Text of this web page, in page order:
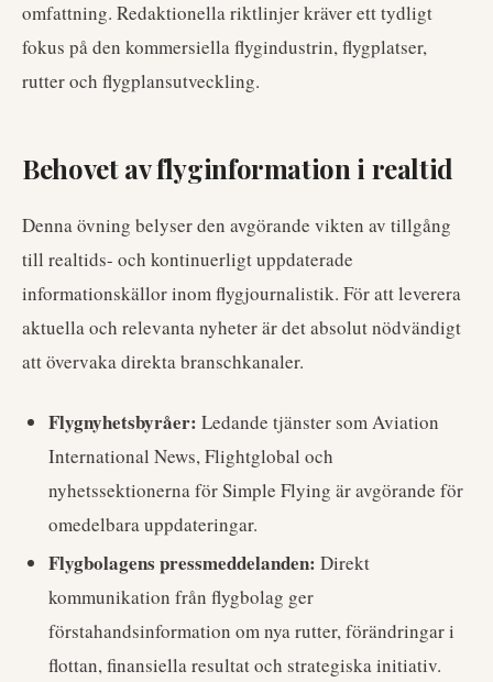
omfattning. Redaktionella riktlinjer kräver ett tydligt
fokus på den kommersiella flygindustrin, flygplatser,
rutter och flygplansutveckling.
Behovet av flyginformation i realtid
Denna övning belyser den avgörande vikten av tillgång
till realtids- och kontinuerligt uppdaterade
informationskällor inom flygjournalistik. För att leverera
aktuella och relevanta nyheter är det absolut nödvändigt
att övervaka direkta branschkanaler.
Flygnyhetsbyråer: Ledande tjänster som Aviation
International News, Flightglobal och
nyhetssektionerna för Simple Flying är avgörande för
omedelbara uppdateringar.
Flygbolagens pressmeddelanden: Direkt
kommunikation från flygbolag ger
förstahandsinformation om nya rutter, förändringar i
flottan, finansiella resultat och strategiska initiativ.